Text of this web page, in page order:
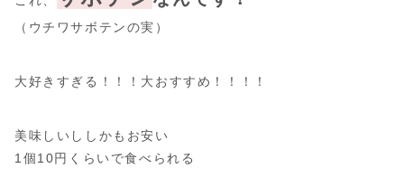
（ウチワサボテンの実）
大好きすぎる！！！大おすすめ！！！！
美味しいししかもお安い
1個10円くらいで食べられる